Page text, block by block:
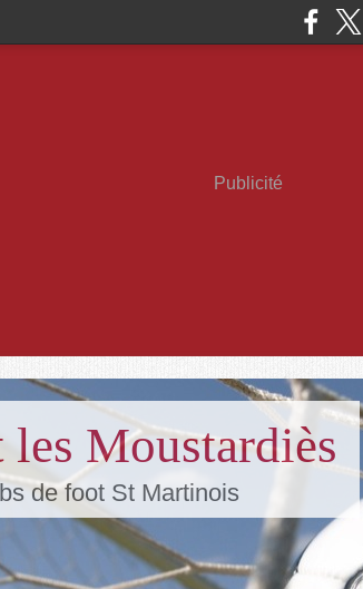
Publicité
Moustardiès
de foot St Martinois